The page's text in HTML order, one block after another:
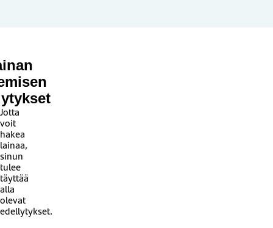
Jotta
voit
hakea
lainaa,
sinun
tulee
täyttää
alla
olevat
edellytykset.